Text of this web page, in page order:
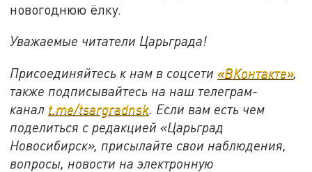
новогоднюю ёлку.
Уважаемые читатели Царьграда!
Присоединяйтесь к нам в соцсети «ВКонтакте»,
также подписывайтесь на наш телеграм-
канал t.me/tsargradnsk. Если вам есть чем
поделиться с редакцией «Царьград
Новосибирск», присылайте свои наблюдения,
вопросы, новости на электронную